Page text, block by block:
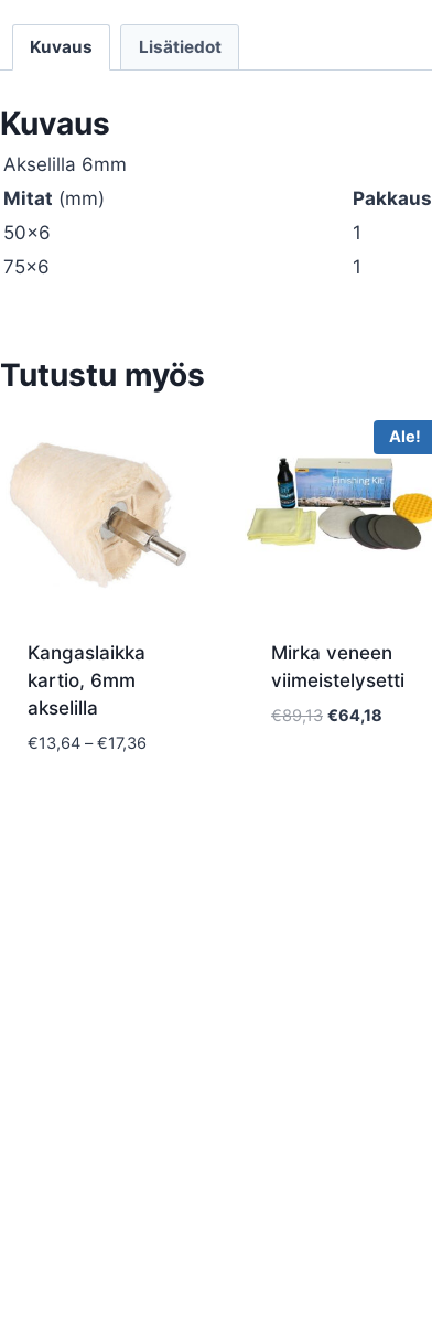
Kuvaus Lisätiedot
Kuvaus
Akselilla 6mm
Mitat (mm) Pakkaus
50×6
1
75×6
1
Tutustu myös
Kangaslaikka
kartio, 6mm
akselilla
€13,64 – €17,36Hintaluokka:
Ale!
Mirka veneen
viimeistelysetti
€89,13 Alkuperäinen
€64,18